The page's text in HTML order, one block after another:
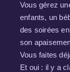
Vous gérez
enfants, un
des soirées
son
Vous faites
Et oui : il y a